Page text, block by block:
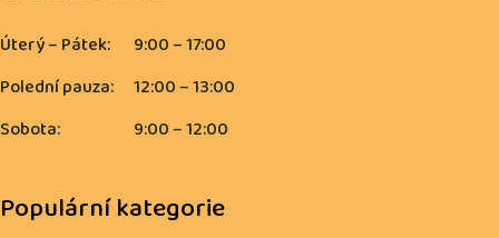
Úterý – Pátek:
9:00 – 17:00
Polední pauza:
12:00 – 13:00
Sobota:
9:00 – 12:00
Populární kategorie